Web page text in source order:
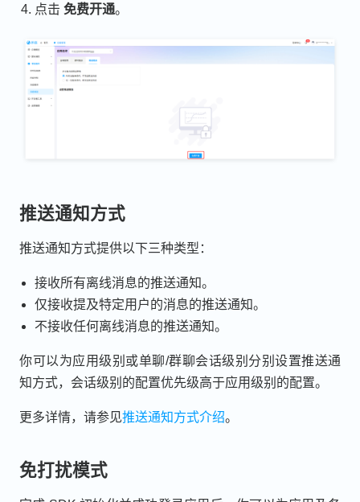
点击免费开通。
推送通知方式
推送通知方式提供以下三种类型：
接收所有离线消息的推送通知。
仅接收提及特定用户的消息的推送通知。
不接收任何离线消息的推送通知。
你可以为应用级别或单聊/群聊会话级别分别设置推送通
知方式，会话级别的配置优先级高于应用级别的配置。
更多详情，请参见推送通知方式介绍。
免打扰模式